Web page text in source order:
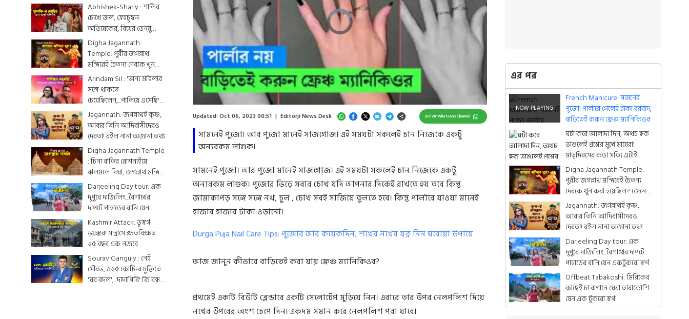
Abhishek-Sharly : শার্লির
চোখে জল, স্নেহচুম্বন
অভিষেকের, বিয়ের ভেন্য়ু
থেকে মেনু...দেখে নিন
একঝলকে
Digha Jagannath
Temple: পুরীর জগন্নাথ
মন্দিরেই চৈতন্য দেবকে খুন
করা হয়েছিল? জেনে নিন
রোমহর্ষক কাহিনী
Arindam Sil : 'অন্য মহিলার
সঙ্গে থাকতে
চেয়েছিলেন,...পালিয়ে এসেছি',
বিস্ফোরক অরিন্দমের স্ত্রী
Jagannath: জগন্নাথই কৃষ্ণ,
আবার তিনি আদিবাসীদেরও
দেবতা! রইল নানা অজানা তথ্য
Digha Jagannath Temple
: চিনা বাতির রোশনাইয়ে
ঝলমলে দিঘা, জগন্নাথ মন্দিরে
শেষ মুহূর্তের সাজসজ্জা তুঙ্গে
Darjeeling Day tour: এক
দুপুরে দার্জিলিং...বৈশাখের
দাপটে পাহাড়ের রানি যেন
একটুকরো স্বর্গ
Kashmir Attack: ভূস্বর্গ
ভয়ঙ্কর! সন্ত্রাসে ক্ষতবিক্ষত
২৫ বছর এক নজরে
Sourav Ganguly : নেই
সৌরভ, ১২৫ কোটি-র চুক্তিতে
'ঘর বদল', 'দাদাগিরি' কি বন্ধ
সামনেই পুজো। আর পুজো মানেই সাজগোজ। এই সময়টা সকলেই চান নিজেকে একটু
অন্যরকম লাগুক।
Updated: Oct 06, 2023 00:51 | Editorji News Desk Join our WhatsApp Channel
Video
Player
is
loading.
Unmute
0.00%
সামনেই পুজো। আর পুজো মানেই সাজগোজ। এই সময়টা সকলেই চান নিজেকে একটু
অন্যরকম লাগুক। পুজোর ভিড়ে সবার চোখ যদি আপনার দিকেই রাখতে হয় তবে কিন্তু
জামাকাপড় সঙ্গে সঙ্গে নখ, চুল , চোখ সবই সাজিয়ে তুলতে হবে। কিন্তু পার্লারে যাওয়া মানেই
হাজার হাজার টাকা ওড়ানো।
Durga Puja Nail Care Tips: পুজোর আর কয়েকদিন, শখের নখের যত্ন নিন ঘরোয়া উপায়ে
আজ জানুন কীভাবে বাড়িতেই করা যায় ফ্রেঞ্চ ম্যানিকিওর?
প্রথমেই একটি বিউটি ব্লেন্ডারে একটি সেলোটেপ মুড়িয়ে নিন। এবারে তার উপর নেলপলিশ দিয়ে
নখের উপরের অংশ চেপে দিন। একদম সমান করে নেলপলিশ পরা যাবে।
এর পর
French Manicure: সামনেই
পুজো! পার্লারে গেলেই টাকা বরবাদ,
বাড়িতেই করুন ফ্রেঞ্চ ম্যানিকিওর
ঘটা করে আলাদা দিন, অথচ ছক
ভাঙলেই প্রশ্নের মুখে মায়েরা!
মাতৃদিবসের কড়া সত্যি এটাই
Digha Jagannath Temple:
পুরীর জগন্নাথ মন্দিরেই চৈতন্য
দেবকে খুন করা হয়েছিল? জেনে
নিন রোমহর্ষক কাহিনী
Jagannath: জগন্নাথই কৃষ্ণ,
আবার তিনি আদিবাসীদেরও
দেবতা! রইল নানা অজানা তথ্য
Darjeeling Day tour: এক
দুপুরে দার্জিলিং...বৈশাখের দাপটে
পাহাড়ের রানি যেন একটুকরো স্বর্গ
Offbeat Tabakoshi: মিরিকের
কাছেই চা বাগানে ঘেরা তাবাকোশি
যেন এক টুকরো স্বর্গ